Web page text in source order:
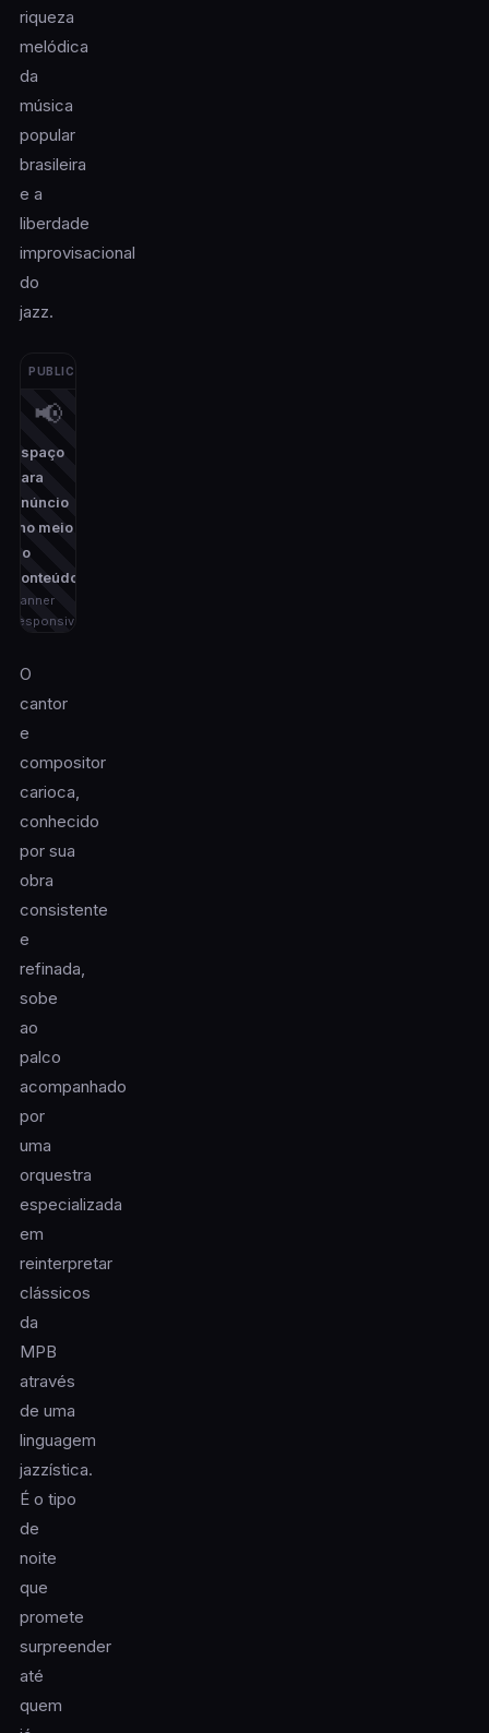
riqueza
melódica
da
música
popular
brasileira
e a
liberdade
improvisacional
do
jazz.
PUBLICIDADE
📢
Espaço
para
anúncio
(no meio
do
conteúdo)
banner
responsivo
O
cantor
e
compositor
carioca,
conhecido
por sua
obra
consistente
e
refinada,
sobe
ao
palco
acompanhado
por
uma
orquestra
especializada
em
reinterpretar
clássicos
da
MPB
através
de uma
linguagem
jazzística.
É o tipo
de
noite
que
promete
surpreender
até
quem